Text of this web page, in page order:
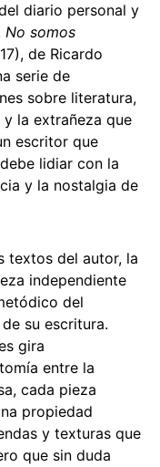
diario personal y
No somos
de Ricardo
serie de
sobre literatura,
la extrañeza que
escritor que
lidiar con la
y la nostalgia de
textos del autor, la
independiente
del
su escritura.
gira
entre la
cada pieza
propiedad
y texturas que
que sin duda